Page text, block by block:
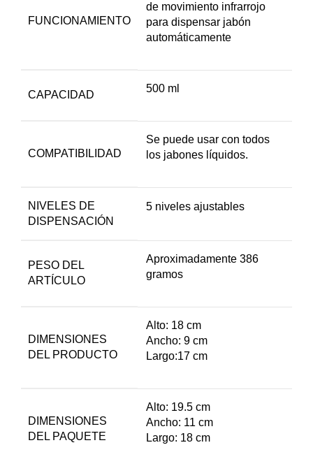
FUNCIONAMIENTO
de movimiento infrarrojo
para dispensar jabón
automáticamente
CAPACIDAD
500 ml
COMPATIBILIDAD
Se puede usar con todos
los jabones líquidos.
NIVELES DE
DISPENSACIÓN
5 niveles ajustables
PESO DEL
ARTÍCULO
Aproximadamente 386
gramos
DIMENSIONES
DEL PRODUCTO
Alto: 18 cm
Ancho: 9 cm
Largo:17 cm
DIMENSIONES
DEL PAQUETE
Alto: 19.5 cm
Ancho: 11 cm
Largo: 18 cm